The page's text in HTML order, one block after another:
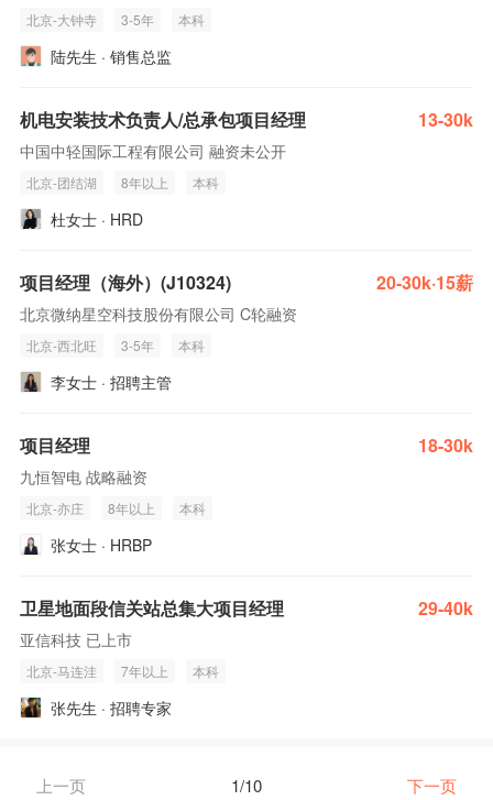
北京-大钟寺 3-5年 本科
陆先生 · 销售总监
机电安装技术负责人/总承包项目经理 13-30k
中国中轻国际工程有限公司 融资未公开
北京-团结湖 8年以上 本科
杜女士 · HRD
项目经理（海外）(J10324) 20-30k·15薪
北京微纳星空科技股份有限公司 C轮融资
北京-西北旺 3-5年 本科
李女士 · 招聘主管
项目经理 18-30k
九恒智电 战略融资
北京-亦庄 8年以上 本科
张女士 · HRBP
卫星地面段信关站总集大项目经理 29-40k
亚信科技 已上市
北京-马连洼 7年以上 本科
张先生 · 招聘专家
上一页 1/10 下一页